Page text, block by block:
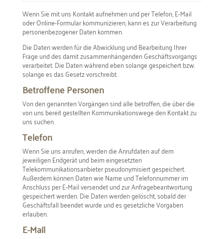
Wenn Sie mit uns Kontakt aufnehmen und per Telefon, E-Mail
oder Online-Formular kommunizieren, kann es zur Verarbeitung
personenbezogener Daten kommen.
Die Daten werden für die Abwicklung und Bearbeitung Ihrer
Frage und des damit zusammenhängenden Geschäftsvorgangs
verarbeitet. Die Daten während eben solange gespeichert bzw.
solange es das Gesetz vorschreibt.
Betroffene Personen
Von den genannten Vorgängen sind alle betroffen, die über die
von uns bereit gestellten Kommunikationswege den Kontakt zu
uns suchen.
Telefon
Wenn Sie uns anrufen, werden die Anrufdaten auf dem
jeweiligen Endgerät und beim eingesetzten
Telekommunikationsanbieter pseudonymisiert gespeichert.
Außerdem können Daten wie Name und Telefonnummer im
Anschluss per E-Mail versendet und zur Anfragebeantwortung
gespeichert werden. Die Daten werden gelöscht, sobald der
Geschäftsfall beendet wurde und es gesetzliche Vorgaben
erlauben.
E-Mail